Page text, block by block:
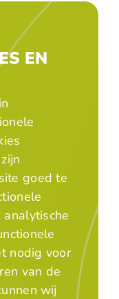
EN
goed te
nodig voor
van de
wij